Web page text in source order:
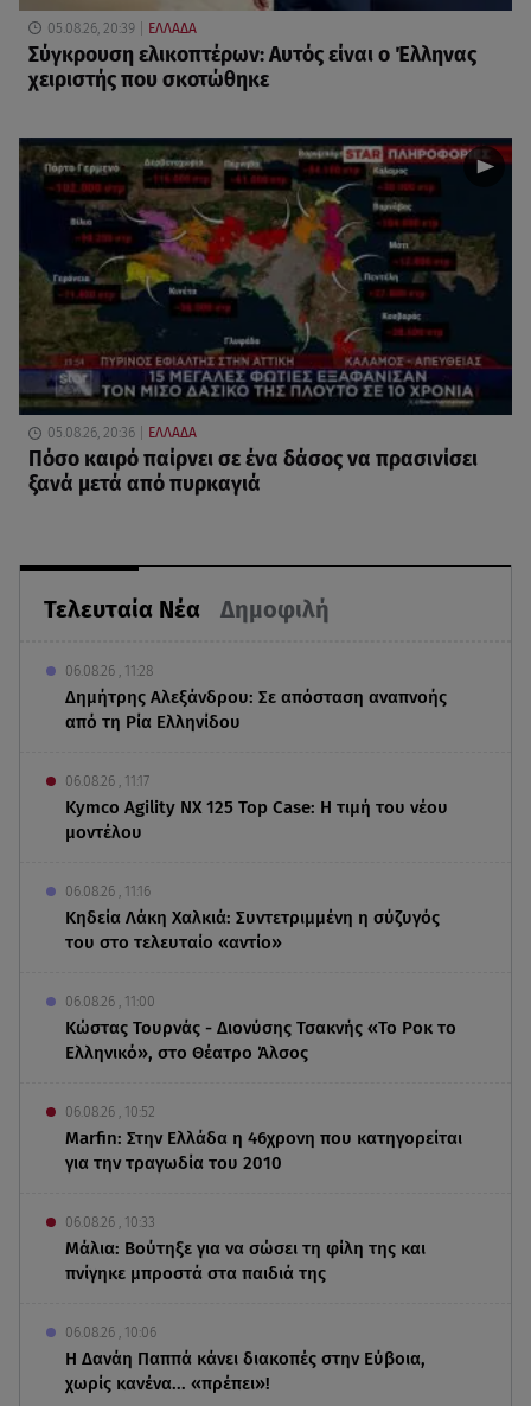
Τελευταία Νέα Δημοφιλή
06.08.26 , 11:28
Δημήτρης Αλεξάνδρου: Σε απόσταση αναπνοής
από τη Ρία Ελληνίδου
06.08.26 , 11:17
Kymco Agility NX 125 Τοp Case: Η τιμή του νέου
μοντέλου
06.08.26 , 11:16
Κηδεία Λάκη Χαλκιά: Συντετριμμένη η σύζυγός
του στο τελευταίο «αντίο»
06.08.26 , 11:00
Κώστας Τουρνάς - Διονύσης Τσακνής «Το Ροκ το
Ελληνικό», στο Θέατρο Άλσος
06.08.26 , 10:52
Marfin: Στην Ελλάδα η 46χρονη που κατηγορείται
για την τραγωδία του 2010
06.08.26 , 10:33
Μάλια: Βούτηξε για να σώσει τη φίλη της και
πνίγηκε μπροστά στα παιδιά της
06.08.26 , 10:06
Η Δανάη Παππά κάνει διακοπές στην Εύβοια,
χωρίς κανένα... «πρέπει»!
05.08.26, 20:39 ΕΛΛΑΔΑ
Σύγκρουση ελικοπτέρων: Αυτός είναι ο Έλληνας
χειριστής που σκοτώθηκε
05.08.26, 20:36 ΕΛΛΑΔΑ
Πόσο καιρό παίρνει σε ένα δάσος να πρασινίσει
ξανά μετά από πυρκαγιά